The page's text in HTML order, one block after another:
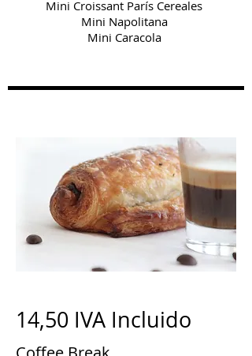
Mini Croissant París Cereales
Mini Napolitana
Mini Caracola
14,50 IVA Incluido